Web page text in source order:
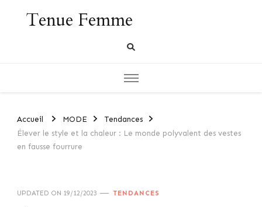
Tenue Femme
Accueil MODE
Tendances
Élever le style et la chaleur : Le monde polyvalent des vestes
en fausse fourrure
UPDATED ON 19/12/2023 TENDANCES